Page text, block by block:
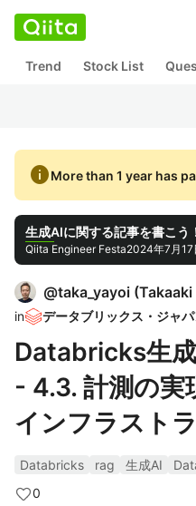
Trend Stock List
infoMore than 1 year has
生成AIに関する記事を書こう
Qiita Engineer Festa2024年7月17
@taka_yayoi (Takaaki
in
Databricks生
- 4.3. 計測の実
インフラスト
Databricks rag 生成AI
0